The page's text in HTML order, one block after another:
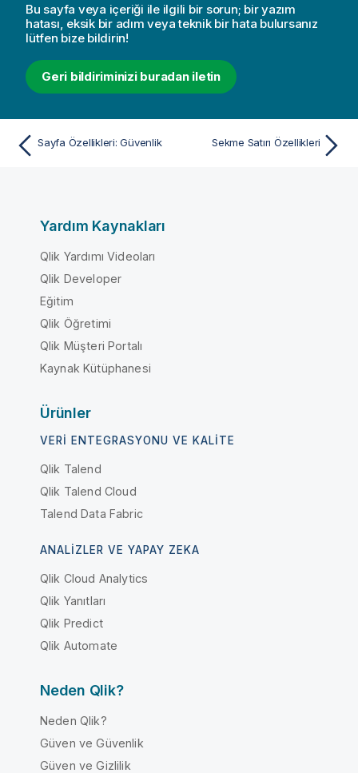
Bu sayfa veya içeriği ile ilgili bir sorun; bir yazım
hatası, eksik bir adım veya teknik bir hata bulursanız
lütfen bize bildirin!
Geri bildiriminizi buradan iletin
Sayfa Özellikleri: Güvenlik Sekme Satırı Özellikleri
Yardım Kaynakları
Qlik Yardımı Videoları
Qlik Developer
Eğitim
Qlik Öğretimi
Qlik Müşteri Portalı
Kaynak Kütüphanesi
Ürünler
VERI ENTEGRASYONU VE KALITE
Qlik Talend
Qlik Talend Cloud
Talend Data Fabric
ANALIZLER VE YAPAY ZEKA
Qlik Cloud Analytics
Qlik Yanıtları
Qlik Predict
Qlik Automate
Neden Qlik?
Neden Qlik?
Güven ve Güvenlik
Güven ve Gizlilik